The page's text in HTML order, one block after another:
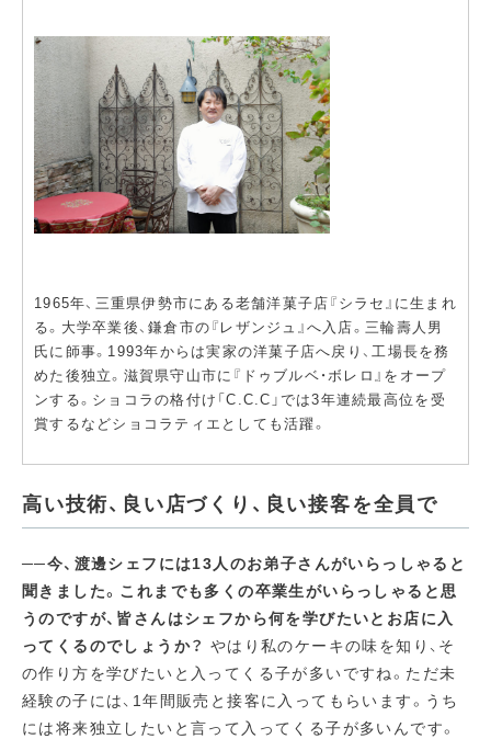
1965年、三重県伊勢市にある老舗洋菓子店『シラセ』に生まれ
る。大学卒業後、鎌倉市の『レザンジュ』へ入店。三輪壽人男
氏に師事。1993年からは実家の洋菓子店へ戻り、工場長を務
めた後独立。滋賀県守山市に『ドゥブルベ・ボレロ』をオープ
ンする。ショコラの格付け「C.C.C」では3年連続最高位を受
賞するなどショコラティエとしても活躍。
高い技術、良い店づくり、良い接客を全員で
──今、渡邊シェフには13人のお弟子さんがいらっしゃると
聞きました。これまでも多くの卒業生がいらっしゃると思
うのですが、皆さんはシェフから何を学びたいとお店に入
ってくるのでしょうか？ やはり私のケーキの味を知り、そ
の作り方を学びたいと入ってくる子が多いですね。ただ未
経験の子には、1年間販売と接客に入ってもらいます。うち
には将来独立したいと言って入ってくる子が多いんです。